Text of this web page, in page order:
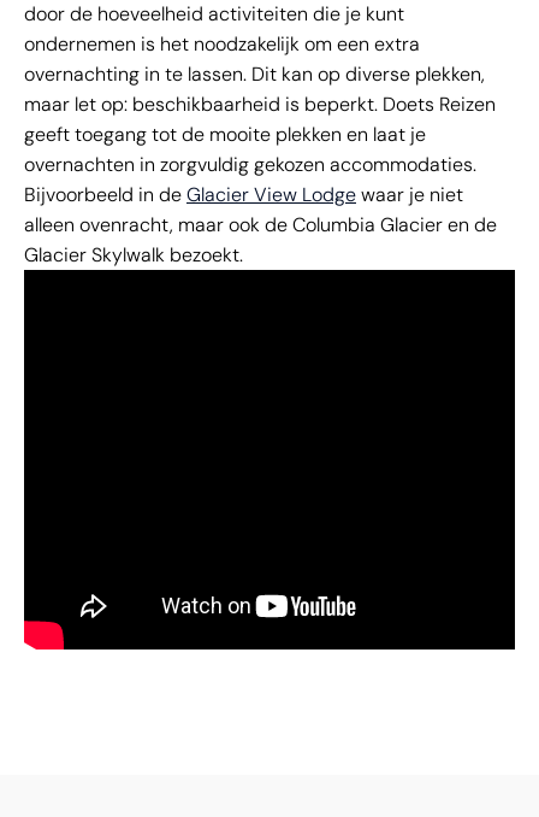
door de hoeveelheid activiteiten die je kunt
ondernemen is het noodzakelijk om een extra
overnachting in te lassen. Dit kan op diverse plekken,
maar let op: beschikbaarheid is beperkt. Doets Reizen
geeft toegang tot de mooite plekken en laat je
overnachten in zorgvuldig gekozen accommodaties.
Bijvoorbeeld in deGlacier View Lodgewaar je niet
alleen ovenracht, maar ook de Columbia Glacier en de
Glacier Skylwalk bezoekt.